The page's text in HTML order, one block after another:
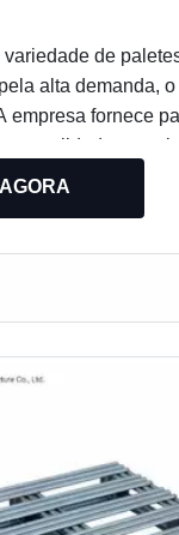
de
alta demanda,
fornece
qualidade
em si que